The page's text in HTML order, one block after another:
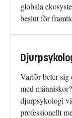
globala
beslut för
Varför beter sig
med
djurpsykologi
professionellt